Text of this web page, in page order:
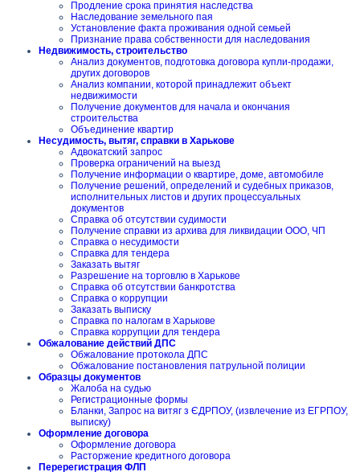
Продление срока принятия наследства
Наследование земельного пая
Установление факта проживания одной семьей
Признание права собственности для наследования
Недвижимость, строительство
Анализ документов, подготовка договора купли-продажи,
других договоров
Анализ компании, которой принадлежит объект
недвижимости
Получение документов для начала и окончания
строительства
Объединение квартир
Несудимость, вытяг, справки в Харькове
Адвокатский запрос
Проверка ограничений на выезд
Получение информации о квартире, доме, автомобиле
Получение решений, определений и судебных приказов,
исполнительных листов и других процессуальных
документов
Справка об отсутствии судимости
Получение справки из архива для ликвидации ООО, ЧП
Справка о несудимости
Справка для тендера
Заказать вытяг
Разрешение на торговлю в Харькове
Справка об отсутствии банкротства
Справка о коррупции
Заказать выписку
Справка по налогам в Харькове
Справка коррупции для тендера
Обжалование действий ДПС
Обжалование протокола ДПС
Обжалование постановления патрульной полиции
Образцы документов
Жалоба на судью
Регистрационные формы
Бланки, Запрос на витяг з ЄДРПОУ, (извлечение из ЕГРПОУ,
выписку)
Оформление договора
Оформление договора
Расторжение кредитного договора
Перерегистрация ФЛП